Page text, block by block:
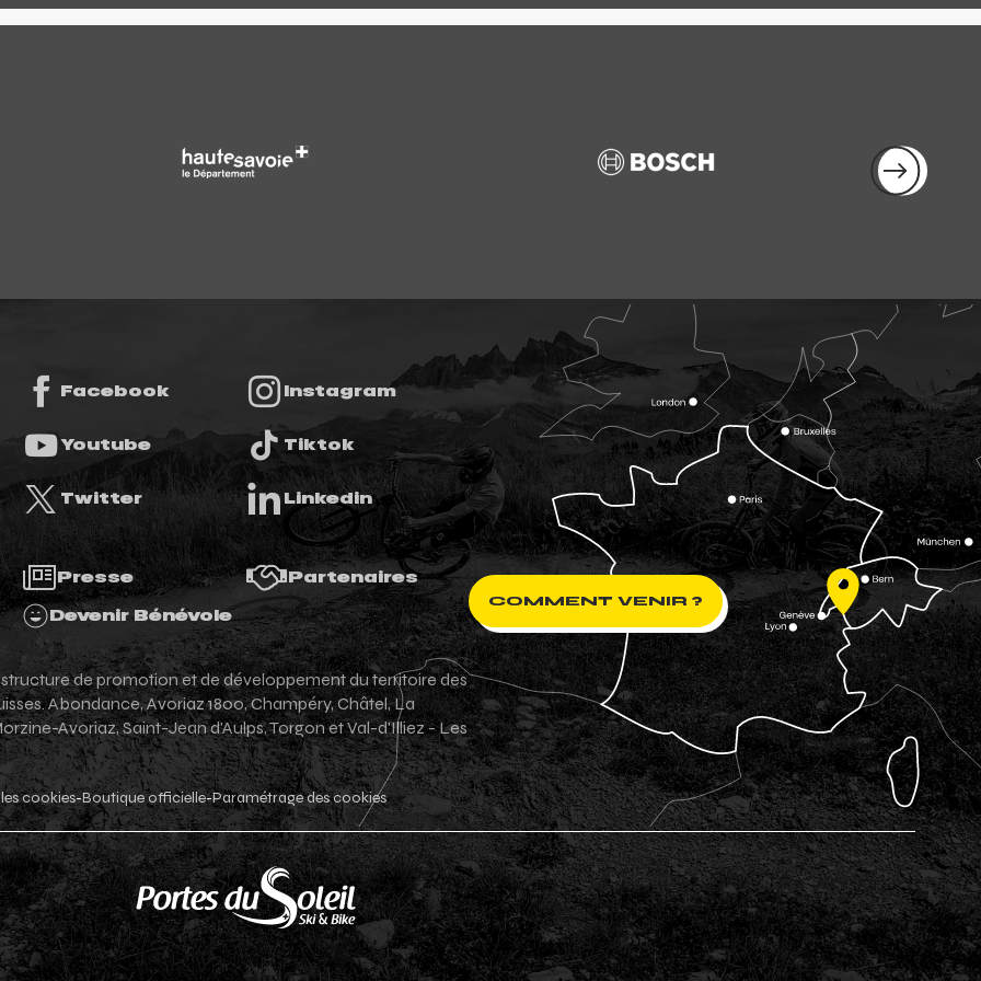
Facebook Instagram
Youtube Tiktok
Twitter Linkedin
Presse Partenaires
Devenir Bénévole
de promotion et de développement du territoire des
Abondance, Avoriaz 1800, Champéry, Châtel, La
Avoriaz, Saint-Jean d'Aulps, Torgon et Val-d'Illiez - Les
cookies-Boutique officielle-Paramétrage des cookies
COMMENT VENIR ?